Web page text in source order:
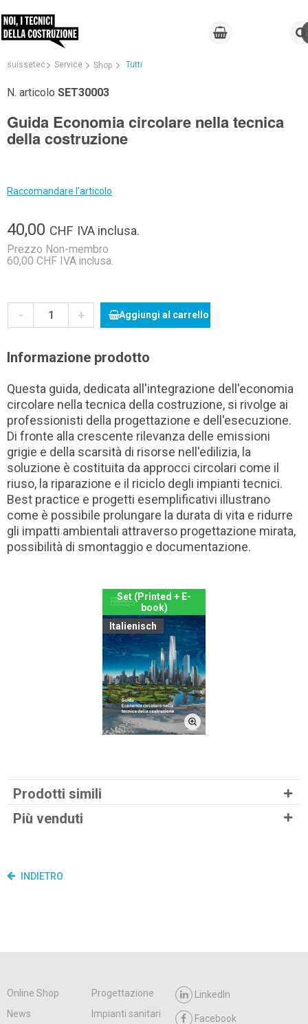
suissetec Service Shop Tutti
N. articolo SET30003
Guida Economia circolare nella tecnica
della costruzione
Raccomandare l'articolo
40,00 CHF IVA inclusa.
Prezzo Non-membro
60,00 CHF IVA inclusa.
- + Aggiungi al carrello
Informazione prodotto
Questa guida, dedicata all'integrazione dell'economia
circolare nella tecnica della costruzione, si rivolge ai
professionisti della progettazione e dell'esecuzione.
Di fronte alla crescente rilevanza delle emissioni
grigie e della scarsità di risorse nell'edilizia, la
soluzione è costituita da approcci circolari come il
riuso, la riparazione e il riciclo degli impianti tecnici.
Best practice e progetti esemplificativi illustrano
come è possibile prolungare la durata di vita e ridurre
gli impatti ambientali attraverso progettazione mirata,
possibilità di smontaggio e documentazione.
Set (Printed + E-
book)
Italienisch
Prodotti simili
Più venduti
INDIETRO
Online Shop
Progettazione
News
Impianti sanitari
LinkedIn
Facebook